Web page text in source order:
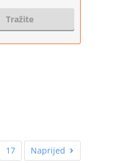
Tražite
17 Naprijed